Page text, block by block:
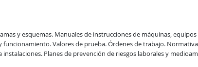
y esquemas. Manuales de instrucciones de máquinas,
Valores de prueba. Órdenes de trabajo.
Planes de prevención de riesgos laborales y